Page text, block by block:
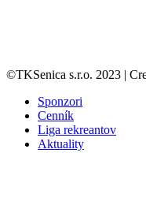
©TKSenica s.r.o. 2023 |
Sponzori
Cenník
Liga rekreantov
Aktuality